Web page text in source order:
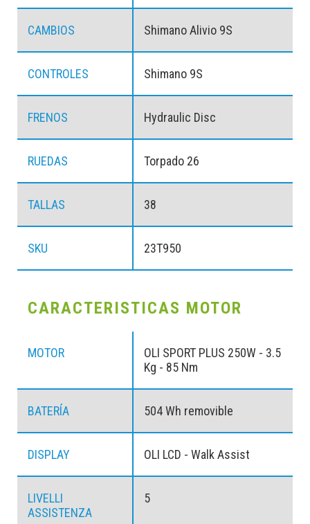
CAMBIOS Shimano Alivio 9S
CONTROLES Shimano 9S
FRENOS Hydraulic Disc
RUEDAS Torpado 26
TALLAS 38
SKU 23T950
CARACTERISTICAS MOTOR
MOTOR
OLI SPORT PLUS 250W - 3.5
Kg - 85 Nm
BATERÍA 504 Wh removible
DISPLAY OLI LCD - Walk Assist
LIVELLI
ASSISTENZA
5